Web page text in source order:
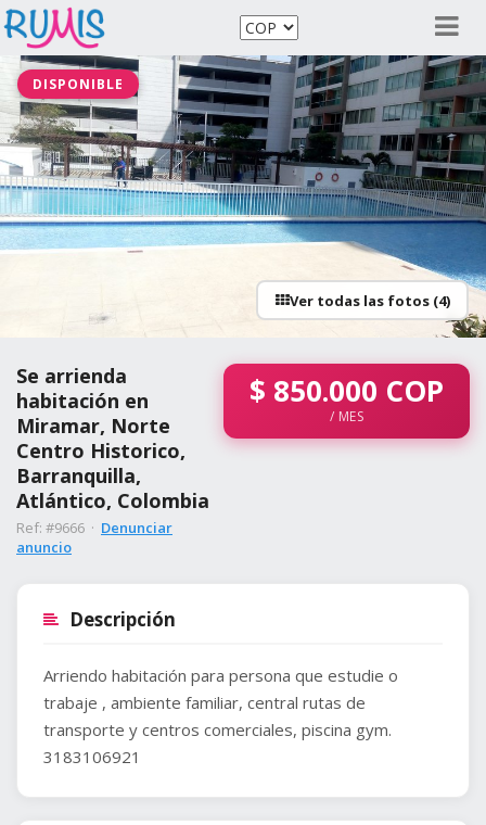
DISPONIBLE
Ver todas las fotos (4)
Se arrienda
habitación en
Miramar, Norte
Centro Historico,
Barranquilla,
Atlántico, Colombia
Ref: #9666 · Denunciar
anuncio
$ 850.000 COP
/ MES
Descripción
Arriendo habitación para persona que estudie o
trabaje , ambiente familiar, central rutas de
transporte y centros comerciales, piscina gym.
3183106921